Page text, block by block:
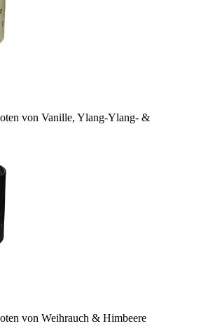
von Vanille, Ylang-Ylang- &
von Weihrauch & Himbeere